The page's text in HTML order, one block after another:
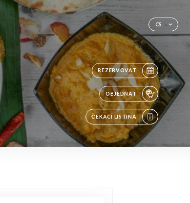
CS
REZERVOVAT
OBJEDNAT
ČEKACÍ LISTINA